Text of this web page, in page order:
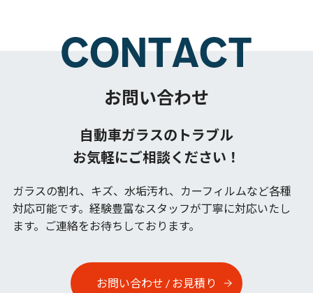
お問い合わせ
自動車ガラスのトラブル
お気軽にご相談ください！
ガラスの割れ、キズ、水垢汚れ、カーフィルムなど各種
対応可能です。 経験豊富なスタッフが丁寧に対応いたし
ます。ご連絡をお待ちしております。
お問い合わせ / お見積り